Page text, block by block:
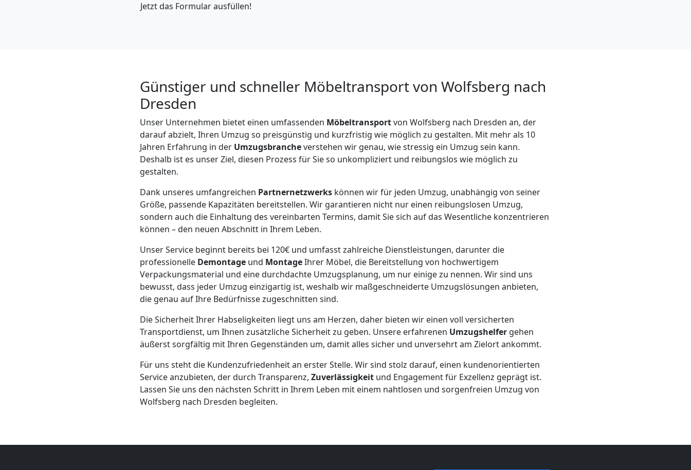
Jetzt das Formular ausfüllen!
Günstiger und schneller Möbeltransport von Wolfsberg nach
Dresden
Unser Unternehmen bietet einen umfassenden Möbeltransportvon Wolfsberg nach Dresden an, der
darauf abzielt, Ihren Umzug so preisgünstig und kurzfristig wie möglich zu gestalten. Mit mehr als 10
Jahren Erfahrung in der Umzugsbrancheverstehen wir genau, wie stressig ein Umzug sein kann.
Deshalb ist es unser Ziel, diesen Prozess für Sie so unkompliziert und reibungslos wie möglich zu
gestalten.
Dank unseres umfangreichen Partnernetzwerks können wir für jeden Umzug, unabhängig von seiner
Größe, passende Kapazitäten bereitstellen. Wir garantieren nicht nur einen reibungslosen Umzug,
sondern auch die Einhaltung des vereinbarten Termins, damit Sie sich auf das Wesentliche konzentrieren
können – den neuen Abschnitt in Ihrem Leben.
Unser Service beginnt bereits bei 120€ und umfasst zahlreiche Dienstleistungen, darunter die
professionelle Demontage und MontageIhrer Möbel, die Bereitstellung von hochwertigem
Verpackungsmaterial und eine durchdachte Umzugsplanung, um nur einige zu nennen. Wir sind uns
bewusst, dass jeder Umzug einzigartig ist, weshalb wir maßgeschneiderte Umzugslösungen anbieten,
die genau auf Ihre Bedürfnisse zugeschnitten sind.
Die Sicherheit Ihrer Habseligkeiten liegt uns am Herzen, daher bieten wir einen voll versicherten
Transportdienst, um Ihnen zusätzliche Sicherheit zu geben. Unsere erfahrenen Umzugshelfer gehen
äußerst sorgfältig mit Ihren Gegenständen um, damit alles sicher und unversehrt am Zielort ankommt.
Für uns steht die Kundenzufriedenheit an erster Stelle. Wir sind stolz darauf, einen kundenorientierten
Service anzubieten, der durch Transparenz, Zuverlässigkeit und Engagement für Exzellenz geprägt ist.
Lassen Sie uns den nächsten Schritt in Ihrem Leben mit einem nahtlosen und sorgenfreien Umzug von
Wolfsberg nach Dresden begleiten.